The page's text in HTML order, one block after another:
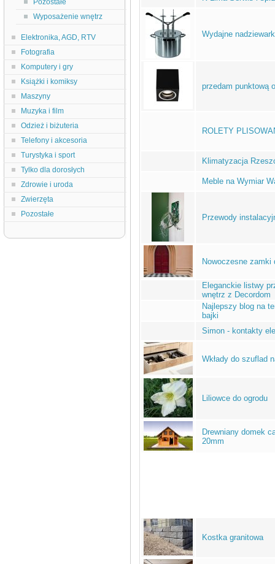
Pozostałe
Wyposażenie wnętrz
Elektronika, AGD, RTV
Fotografia
Komputery i gry
Książki i komiksy
Maszyny
Muzyka i film
Odzież i biżuteria
Telefony i akcesoria
Turystyka i sport
Tylko dla dorosłych
Zdrowie i uroda
Zwierzęta
Pozostałe
Wydajne
przedam punktową
ROLETY
Klimatyzacja
Meble na Wymiar
Przewody
Nowoczesne zamki
Eleganckie listwy
wnętrz z Decordom
Najlepszy blog na
bajki
Simon - kontakty
Wkłady do szuflad
Liliowce do ogrodu
Drewniany domek
20mm
Kostka granitowa